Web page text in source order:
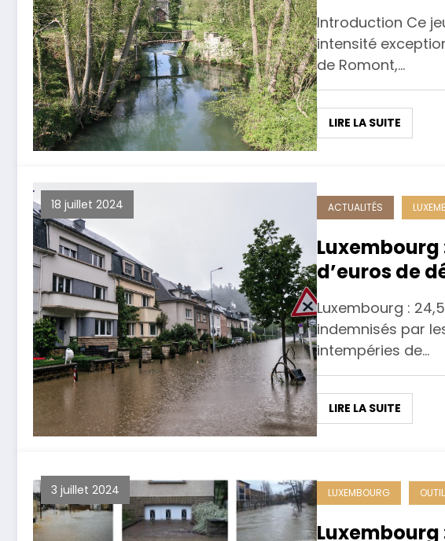
Introduction Ce
intensité
de Romont,…
LIRE LA SUITE
18 juillet 2024 ACTUALITÉS
Luxembourg
d’euros de
les assureurs
Luxembourg :
indemnisés par
intempéries de…
LIRE LA SUITE
3 juillet 2024 LUXEMBOURG
Luxembourg